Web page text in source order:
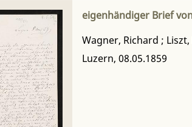
eigenhändiger Brief
Wagner, Richard ;
Luzern, 08.05.1859